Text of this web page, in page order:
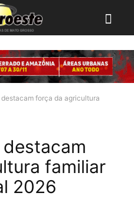
destacam força da agricultura
destacam
familiar
2026